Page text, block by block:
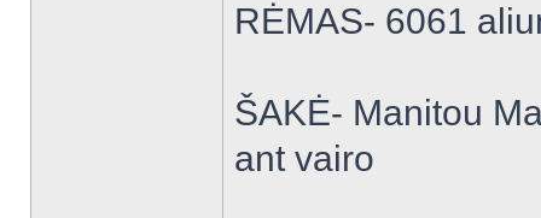
RĖMAS- 6061
ŠAKĖ- Manitou
ant vairo